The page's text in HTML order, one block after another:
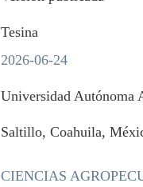
Tesina
2026-06-24
Universidad Autónoma
Saltillo, Coahuila,
CIENCIAS